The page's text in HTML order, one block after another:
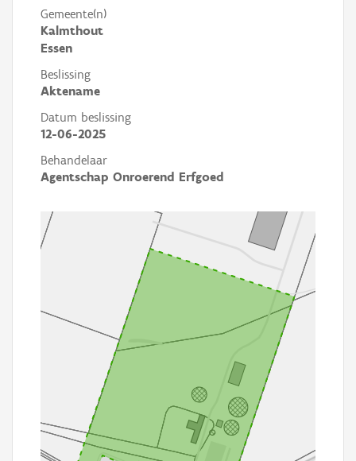
Gemeente(n)
Kalmthout
Essen
Beslissing
Aktename
Datum beslissing
12-06-2025
Behandelaar
Agentschap Onroerend Erfgoed